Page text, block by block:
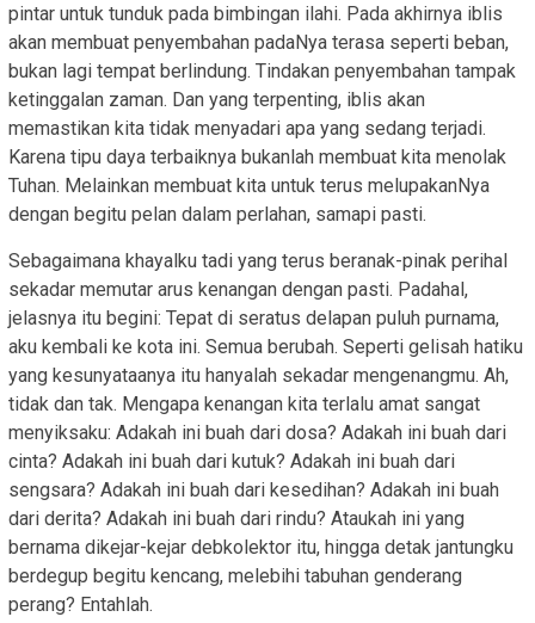
pintar untuk tunduk pada bimbingan ilahi. Pada akhirnya iblis
akan membuat penyembahan padaNya terasa seperti beban,
bukan lagi tempat berlindung. Tindakan penyembahan tampak
ketinggalan zaman. Dan yang terpenting, iblis akan
memastikan kita tidak menyadari apa yang sedang terjadi.
Karena tipu daya terbaiknya bukanlah membuat kita menolak
Tuhan. Melainkan membuat kita untuk terus melupakanNya
dengan begitu pelan dalam perlahan, samapi pasti.
Sebagaimana khayalku tadi yang terus beranak-pinak perihal
sekadar memutar arus kenangan dengan pasti. Padahal,
jelasnya itu begini: Tepat di seratus delapan puluh purnama,
aku kembali ke kota ini. Semua berubah. Seperti gelisah hatiku
yang kesunyataanya itu hanyalah sekadar mengenangmu. Ah,
tidak dan tak. Mengapa kenangan kita terlalu amat sangat
menyiksaku: Adakah ini buah dari dosa? Adakah ini buah dari
cinta? Adakah ini buah dari kutuk? Adakah ini buah dari
sengsara? Adakah ini buah dari kesedihan? Adakah ini buah
dari derita? Adakah ini buah dari rindu? Ataukah ini yang
bernama dikejar-kejar debkolektor itu, hingga detak jantungku
berdegup begitu kencang, melebihi tabuhan genderang
perang? Entahlah.